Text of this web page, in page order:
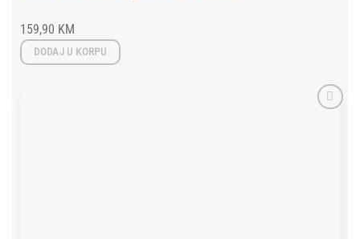
159,90 KM
DODAJ U KORPU